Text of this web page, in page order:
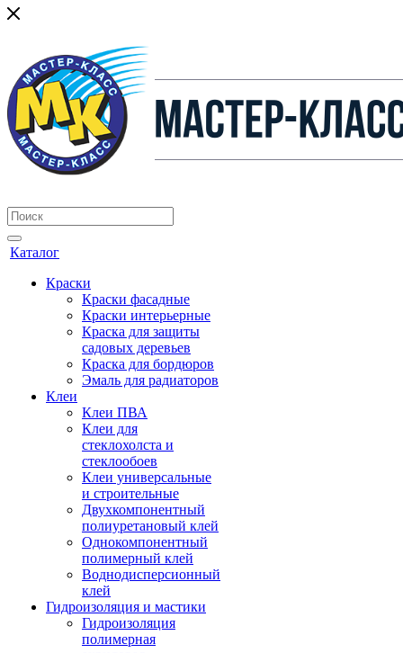
Каталог
Краски
Краски фасадные
Краски интерьерные
Краска для защиты
садовых деревьев
⁠Краска для бордюров
Эмаль для радиаторов
Клеи
Клеи ПВА
Клеи для
стеклохолста и
стеклообоев
Клеи универсальные
и строительные
Двухкомпонентный
полиуретановый клей
Однокомпонентный
полимерный клей
Воднодисперсионный
клей
Гидроизоляция и мастики
Гидроизоляция
полимерная